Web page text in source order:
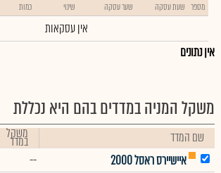
מספר שעת עסקה שער עסקה שינוי כמות
אין עסקאות
אין נתונים
משקל המניה במדדים בהם היא נכללת
שם המדד משקל
במדד
איישיירס ראסל 2000
--